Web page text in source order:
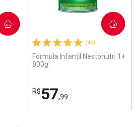
(46)
Fórmula Infantil Nestonutri 1+
800g
R$57,99
COMPRAR